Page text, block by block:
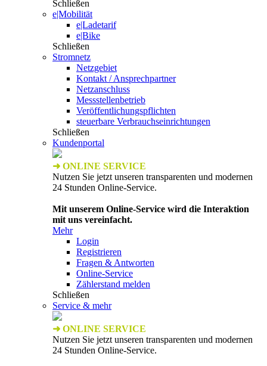
Schließen
e|Mobilität
e|Ladetarif
e|Bike
Schließen
Stromnetz
Netzgebiet
Kontakt / Ansprechpartner
Netzanschluss
Messstellenbetrieb
Veröffentlichungspflichten
steuerbare Verbrauchseinrichtungen
Schließen
Kundenportal
➜ ONLINE SERVICE
Nutzen Sie jetzt unseren transparenten und modernen
24 Stunden Online-Service.
Mit unserem Online-Service wird die Interaktion
mit uns vereinfacht.
Mehr
Login
Registrieren
Fragen & Antworten
Online-Service
Zählerstand melden
Schließen
Service & mehr
➜ ONLINE SERVICE
Nutzen Sie jetzt unseren transparenten und modernen
24 Stunden Online-Service.